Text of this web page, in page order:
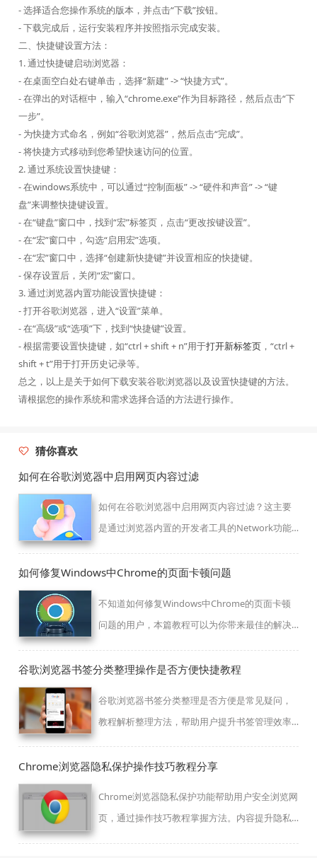
- 选择适合您操作系统的版本，并点击“下载”按钮。
- 下载完成后，运行安装程序并按照指示完成安装。
二、快捷键设置方法：
1. 通过快捷键启动浏览器：
- 在桌面空白处右键单击，选择“新建” -> “快捷方式”。
- 在弹出的对话框中，输入“chrome.exe”作为目标路径，然后点击“下
一步”。
- 为快捷方式命名，例如“谷歌浏览器”，然后点击“完成”。
- 将快捷方式移动到您希望快速访问的位置。
2. 通过系统设置快捷键：
- 在windows系统中，可以通过“控制面板” -> “硬件和声音” -> “键
盘”来调整快捷键设置。
- 在“键盘”窗口中，找到“宏”标签页，点击“更改按键设置”。
- 在“宏”窗口中，勾选“启用宏”选项。
- 在“宏”窗口中，选择“创建新快捷键”并设置相应的快捷键。
- 保存设置后，关闭“宏”窗口。
3. 通过浏览器内置功能设置快捷键：
- 打开谷歌浏览器，进入“设置”菜单。
- 在“高级”或“选项”下，找到“快捷键”设置。
- 根据需要设置快捷键，如“ctrl + shift + n”用于打开新标签页，“ctrl +
shift + t”用于打开历史记录等。
总之，以上是关于如何下载安装谷歌浏览器以及设置快捷键的方法。
请根据您的操作系统和需求选择合适的方法进行操作。
猜你喜欢
如何在谷歌浏览器中启用网页内容过滤
如何在谷歌浏览器中启用网页内容过滤？这主要
是通过浏览器内置的开发者工具的Network功能
如何修复Windows中Chrome的页面卡顿问题
不知道如何修复Windows中Chrome的页面卡顿
问题的用户，本篇教程可以为你带来最佳的解决
谷歌浏览器书签分类整理操作是否方便快捷教程
谷歌浏览器书签分类整理是否方便是常见疑问，
教程解析整理方法，帮助用户提升书签管理效率
Chrome浏览器隐私保护操作技巧教程分享
Chrome浏览器隐私保护功能帮助用户安全浏览网
页，通过操作技巧教程掌握方法。内容提升隐私